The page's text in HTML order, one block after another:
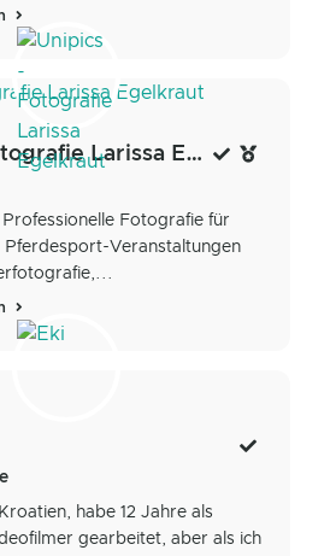
Unipics - Fotografie Larissa Egelkraut
Fotografie für
Pferdesport-Veranstaltungen
habe 12 Jahre als
gearbeitet, aber als ich